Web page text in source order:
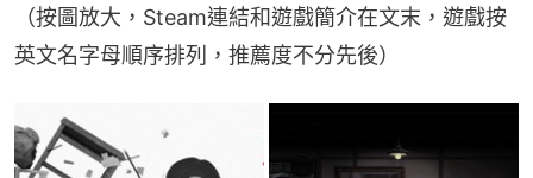
（按圖放大，Steam連結和遊戲簡介在文末，遊戲按
英文名字母順序排列，推薦度不分先後）